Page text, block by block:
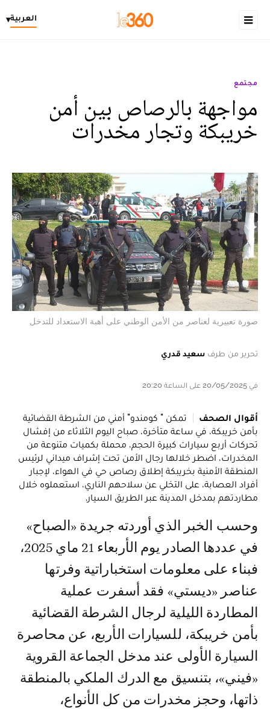
العربية▾
مجتمع
مواجهة بالرصاص بين أمن
خريبكة وتجار مخدرات
صورة تعبيرية لعناصر من الأمن الوطني على أهبة الاستعداد للتدخل
تحرير من طرف سعيد قدري
في 20/05/2025 على الساعة 20:20
أقوال الصحف
تمكن " كومندو" أمني من الشرطة القضائية
بأمن خريبكة، في ساعة متأخرة، صباح اليوم الثلاثاء من إفشال
تحركات أربع سيارات كبيرة الحجم، محملة بكميات متنوعة من
المخدرات، اضطر خلالها رجال الأمن تحت إشراف ميداني لرئيس
المنطقة الأمنية بخريبكة إطلاق رصاص حي في الهواء، لإجبار
أفراد العصابة، على التخلي عن سلاحهم الناري، استعملوه خلال
مطاردتهم بمدخل المدينة عبر الطريق السيار.
وحسب الخبر الذي أوردته جريدة «الصباح»
في عددها الصادر يوم الأربعاء 21 ماي 2025،
فبناء على معلومات استخباراتية وفرتها
عناصر «ديستي» فقد أسفرت عملية
المطاردة الليلية لرجال الشرطة القضائية
بأمن خريبكة، للسيارات الأربع، عن محاصرة
السيارة الأولى عند مدخل الجماعة القروية
«فيني»، بتنسيق مع الدرك الملكي بالمنطقة
ذاتها، وحجز مخدرات من كل الأنواع،